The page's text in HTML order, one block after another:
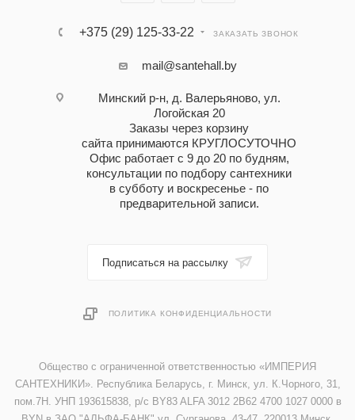
+375 (29) 125-33-22 ЗАКАЗАТЬ ЗВОНОК
mail@santehall.by
Минский р-н, д. Валерьяново, ул.
Логойская 20
Заказы через корзину
сайта принимаются КРУГЛОСУТОЧНО
Офис работает с 9 до 20 по будням,
консультации по подбору сантехники
в субботу и воскресенье - по
предварительной записи.
Подписаться на рассылку
ПОЛИТИКА КОНФИДЕНЦИАЛЬНОСТИ
Общество с ограниченной ответственностью «ИМПЕРИЯ
САНТЕХНИКИ». Республика Беларусь, г. Минск, ул. К.Чорного, 31,
пом.7Н. УНП 193615838, р/с BY83 ALFA 3012 2B62 4700 1027 0000 в